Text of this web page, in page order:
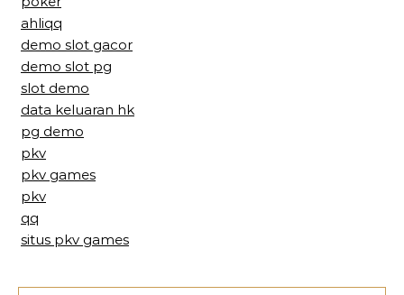
ahliqq
demo slot gacor
demo slot pg
slot demo
data keluaran hk
pg demo
pkv
pkv games
pkv
qq
situs pkv games